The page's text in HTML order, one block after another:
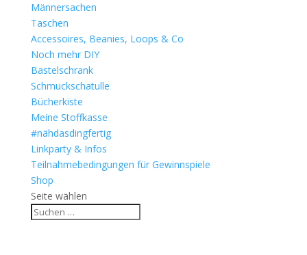
Männersachen
Taschen
Accessoires, Beanies, Loops & Co
Noch mehr DIY
Bastelschrank
Schmuckschatulle
Bücherkiste
Meine Stoffkasse
#nähdasdingfertig
Linkparty & Infos
Teilnahmebedingungen für Gewinnspiele
Shop
Seite wählen